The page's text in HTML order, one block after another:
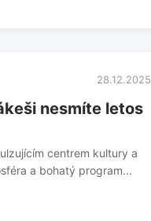
28.12.2025
nesmíte letos
centrem kultury a
a bohatý program...